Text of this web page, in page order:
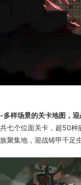
-多样场景的关卡地图，
共七个位面关卡，超50种
族聚集地，迎战铸甲千足